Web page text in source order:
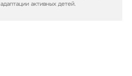
активных детей.